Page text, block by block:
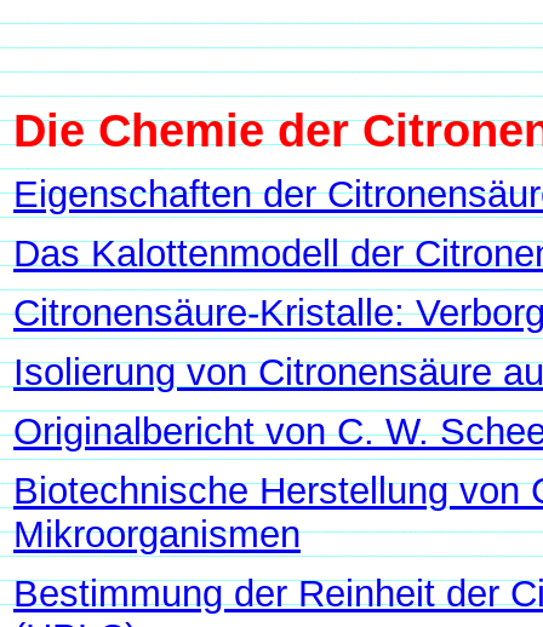
Die Chemie der
Eigenschaften der
Das Kalottenmodell der
Citronensäure-Kristalle:
Isolierung von Citronensäure
Originalbericht von C. W.
Biotechnische Herstellung von
Mikroorganismen
Bestimmung der Reinheit der